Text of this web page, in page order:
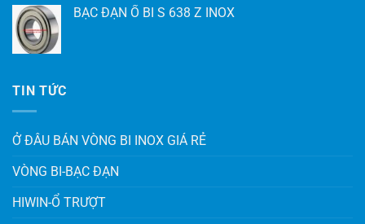
BẠC ĐẠN Ổ BI S 638 Z INOX
TIN TỨC
Ở ĐÂU BÁN VÒNG BI INOX GIÁ RẺ
VÒNG BI-BẠC ĐẠN
HIWIN-Ổ TRƯỢT